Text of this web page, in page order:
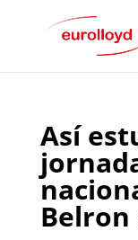
Así
Belron